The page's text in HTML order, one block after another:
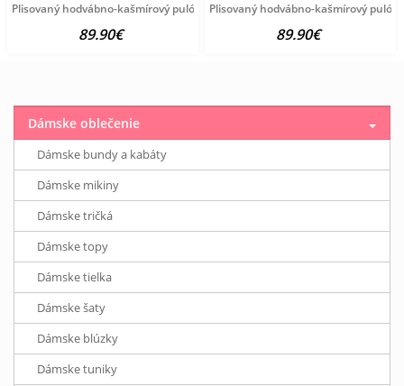
Plisovaný hodvábno-kašmírový pulóver vzhľadom Création
89.90€
Plisovaný hodvábno-kašmírový
89.90€
Dámske oblečenie
Dámske bundy a kabáty
Dámske mikiny
Dámske tričká
Dámske topy
Dámske tielka
Dámske šaty
Dámske blúzky
Dámske tuniky